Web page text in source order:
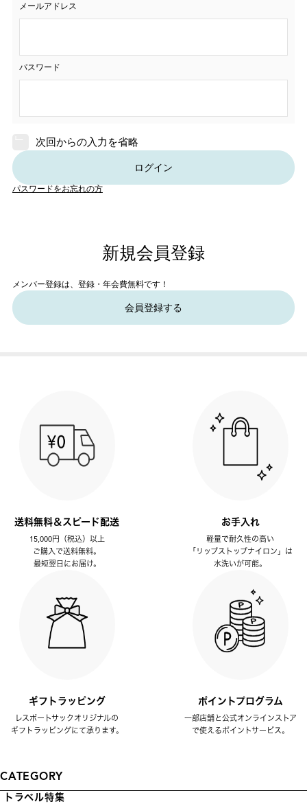
メールアドレス
パスワード
次回からの入力を省略
ログイン
パスワードをお忘れの方
新規会員登録
メンバー登録は、登録・年会費無料です！
会員登録する
送料無料＆スピード配送
15,000円（税込）以上
ご購入で送料無料。
最短翌日にお届け。
お手入れ
軽量で耐久性の高い
「リップストップナイロン」は
水洗いが可能。
ギフトラッピング
レスポートサックオリジナルの
ギフトラッピングにて承ります。
ポイントプログラム
一部店舗と公式オンラインストア
で使えるポイントサービス。
CATEGORY
トラベル特集